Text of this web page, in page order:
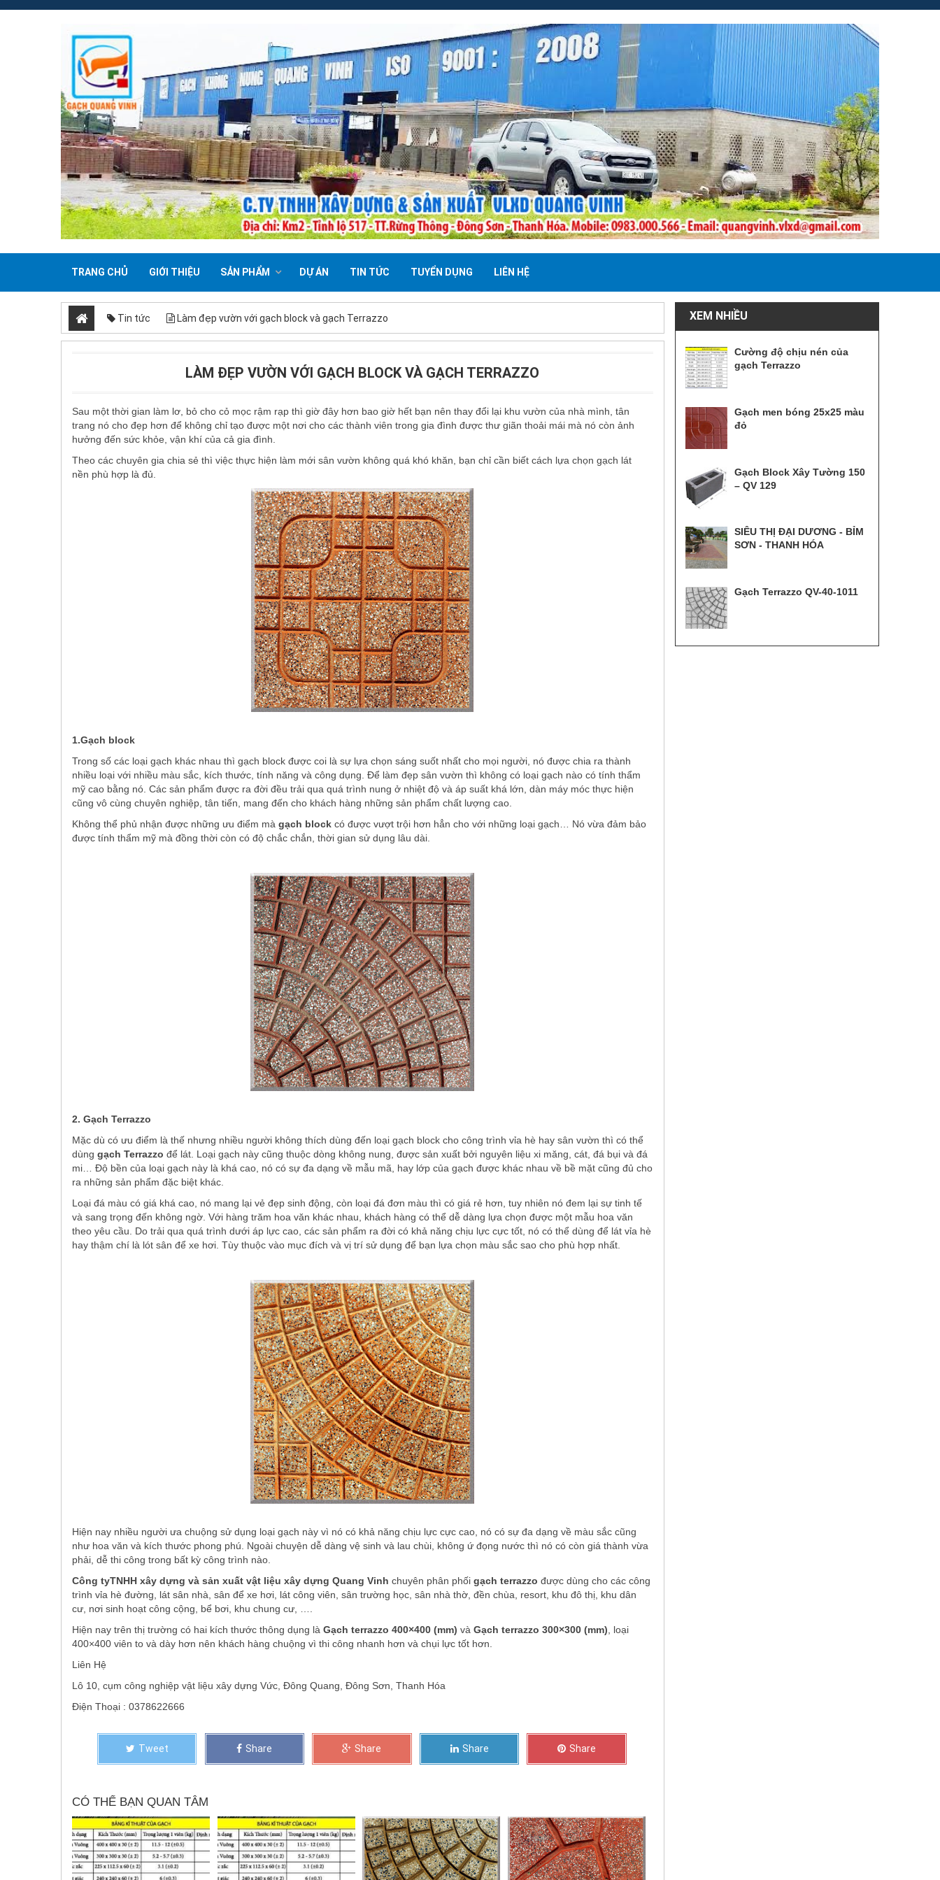
TRANG CHỦ GIỚI THIỆU SẢN PHẨM DỰ ÁN TIN TỨC TUYỂN DỤNG LIÊN HỆ
Tin tức Làm đẹp vườn với gạch block và gạch Terrazzo
LÀM ĐẸP VƯỜN VỚI GẠCH BLOCK VÀ GẠCH TERRAZZO
Sau một thời gian làm lơ, bỏ cho cỏ mọc rậm rạp thì giờ đây hơn bao giờ hết bạn nên thay đổi lại khu vườn của nhà mình, tân
trang nó cho đẹp hơn để không chỉ tạo được một nơi cho các thành viên trong gia đình được thư giãn thoải mái mà nó còn ảnh
hưởng đến sức khỏe, vận khí của cả gia đình.
Theo các chuyên gia chia sẻ thì việc thực hiện làm mới sân vườn không quá khó khăn, bạn chỉ cần biết cách lựa chọn gạch lát
nền phù hợp là đủ.
1.Gạch block
Trong số các loại gạch khác nhau thì gạch block được coi là sự lựa chọn sáng suốt nhất cho mọi người, nó được chia ra thành
nhiều loại với nhiều màu sắc, kích thước, tính năng và công dụng. Để làm đẹp sân vườn thì không có loại gạch nào có tính thẩm
mỹ cao bằng nó. Các sản phẩm được ra đời đều trải qua quá trình nung ở nhiệt độ và áp suất khá lớn, dàn máy móc thực hiện
cũng vô cùng chuyên nghiệp, tân tiến, mang đến cho khách hàng những sản phẩm chất lượng cao.
Không thể phủ nhận được những ưu điểm mà gạch block có được vượt trội hơn hẳn cho với những loại gạch… Nó vừa đảm bảo
được tính thẩm mỹ mà đồng thời còn có độ chắc chắn, thời gian sử dụng lâu dài.
2. Gạch Terrazzo
Mặc dù có ưu điểm là thế nhưng nhiều người không thích dùng đến loại gạch block cho công trình vỉa hè hay sân vườn thì có thể
dùng gạch Terrazzo để lát. Loại gạch này cũng thuộc dòng không nung, được sản xuất bởi nguyên liệu xi măng, cát, đá bụi và đá
mi… Độ bền của loại gạch này là khá cao, nó có sự đa dạng về mẫu mã, hay lớp của gạch được khác nhau về bề mặt cũng đủ cho
ra những sản phẩm đặc biệt khác.
Loại đá màu có giá khá cao, nó mang lại vẻ đẹp sinh động, còn loại đá đơn màu thì có giá rẻ hơn, tuy nhiên nó đem lại sự tinh tế
và sang trọng đến không ngờ. Với hàng trăm hoa văn khác nhau, khách hàng có thể dễ dàng lựa chọn được một mẫu hoa văn
theo yêu cầu. Do trải qua quá trình dưới áp lực cao, các sản phẩm ra đời có khả năng chịu lực cực tốt, nó có thể dùng để lát vỉa hè
hay thậm chí là lót sân để xe hơi. Tùy thuộc vào mục đích và vị trí sử dụng để bạn lựa chọn màu sắc sao cho phù hợp nhất.
Hiện nay nhiều người ưa chuộng sử dụng loại gạch này vì nó có khả năng chịu lực cực cao, nó có sự đa dạng về màu sắc cũng
như hoa văn và kích thước phong phú. Ngoài chuyện dễ dàng vệ sinh và lau chùi, không ứ đọng nước thì nó có còn giá thành vừa
phải, dễ thi công trong bất kỳ công trình nào.
Công tyTNHH xây dựng và sản xuất vật liệu xây dựng Quang Vinh chuyên phân phối gạch terrazzo được dùng cho các công
trình vỉa hè đường, lát sân nhà, sân để xe hơi, lát công viên, sân trường học, sân nhà thờ, đền chùa, resort, khu đô thị, khu dân
cư, nơi sinh hoạt công cộng, bể bơi, khu chung cư, ….
Hiện nay trên thị trường có hai kích thước thông dụng là Gạch terrazzo 400×400 (mm) và Gạch terrazzo 300×300 (mm) , loại
400×400 viên to và dày hơn nên khách hàng chuộng vì thi công nhanh hơn và chụi lực tốt hơn.
Liên Hệ
Lô 10, cụm công nghiệp vật liệu xây dựng Vức, Đông Quang, Đông Sơn, Thanh Hóa
Điện Thoại : 0378622666
Tweet Share Share Share Share
CÓ THỂ BẠN QUAN TÂM
XEM NHIỀU
Cường độ chịu nén của
gạch Terrazzo
Gạch men bóng 25x25 màu
đỏ
Gạch Block Xây Tường 150
– QV 129
SIÊU THỊ ĐẠI DƯƠNG - BỈM
SƠN - THANH HÓA
Gạch Terrazzo QV-40-1011